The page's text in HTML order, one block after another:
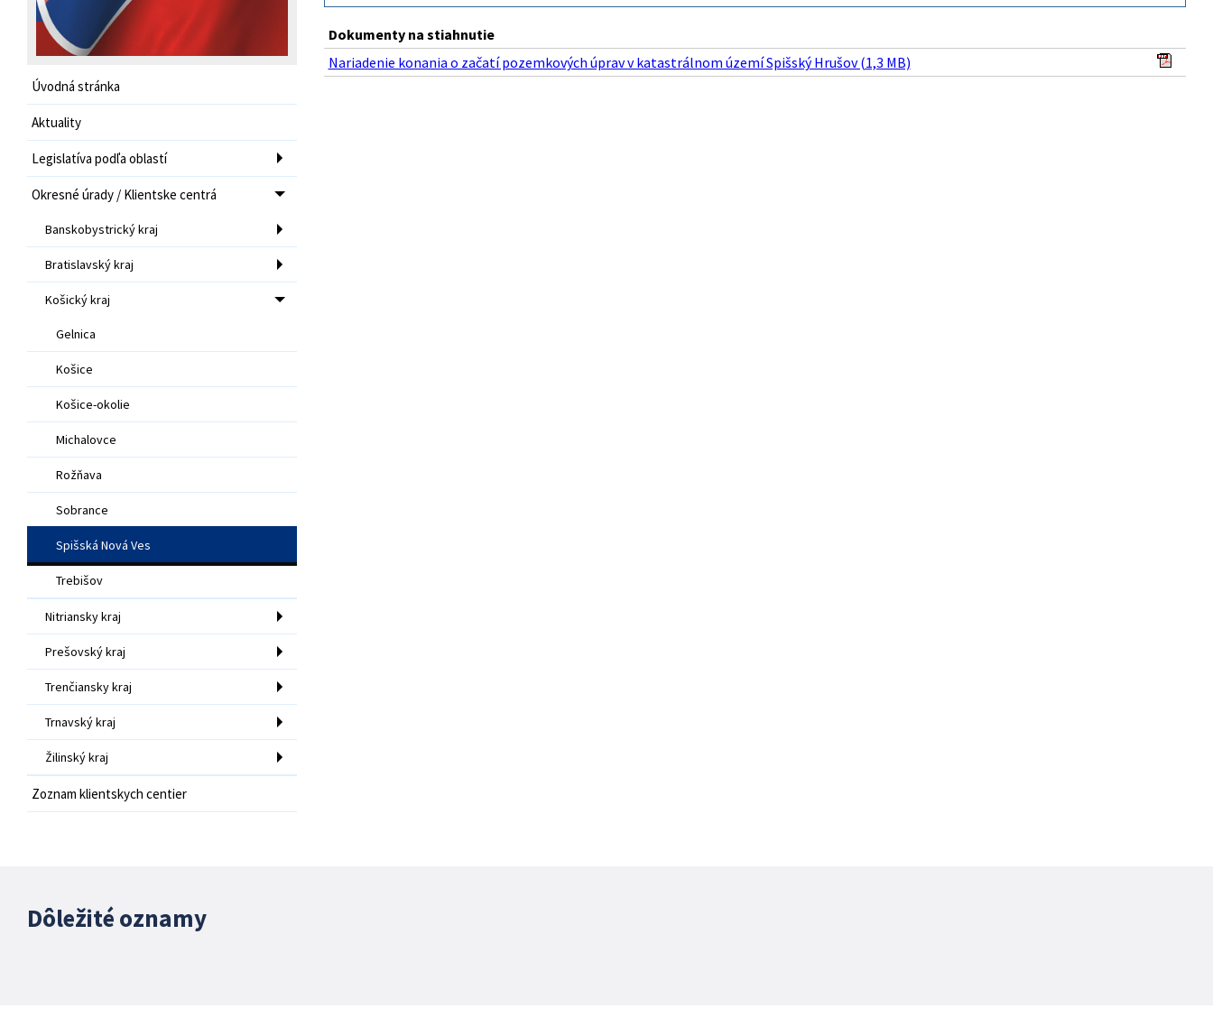
Úvodná stránka
Aktuality
Legislatíva podľa oblastí
Okresné úrady / Klientske centrá
Banskobystrický kraj
Bratislavský kraj
Košický kraj
Gelnica
Košice
Košice-okolie
Michalovce
Rožňava
Sobrance
Spišská Nová Ves
Trebišov
Nitriansky kraj
Prešovský kraj
Trenčiansky kraj
Trnavský kraj
Žilinský kraj
Zoznam klientskych centier
Dokumenty na stiahnutie
Nariadenie konania o začatí pozemkových úprav v katastrálnom území Spišský Hrušov (1,3 MB)
Dôležité oznamy